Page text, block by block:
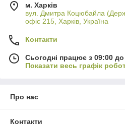
м. Харків
вул. Дмитра Коцюбайла
офіс 215, Харків, Україна
Контакти
Сьогодні працює з 09:00
Показати весь графік
Про нас
Контакти